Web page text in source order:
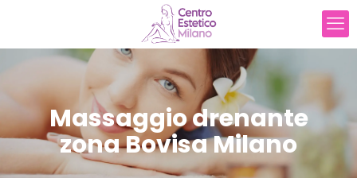
Massaggio drenante
zona Bovisa Milano